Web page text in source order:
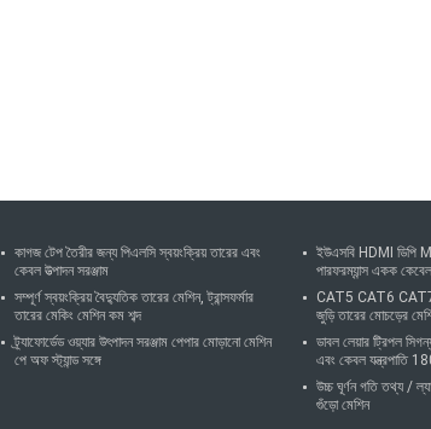
কাগজ টেপ তৈরীর জন্য পিএলসি স্বয়ংক্রিয় তারের এবং
কেবল উত্পাদন সরঞ্জাম
সম্পূর্ণ স্বয়ংক্রিয় বৈদ্যুতিক তারের মেশিন, ট্রান্সফর্মার
তারের মেকিং মেশিন কম শব্দ
ট্র্যাফোর্ডেড ওয়্যার উৎপাদন সরঞ্জাম পেপার মোড়ানো মেশিন
পে অফ স্ট্যান্ড সঙ্গে
ইউএসবি HDMI ডিপি
পারফরম্যান্স একক
CAT5 CAT6 CAT7
জুড়ি তারের মোচড়ের
ডাবল লেয়ার ট্রিপল
এবং কেবল যন্ত্রপাতি
উচ্চ ঘূর্ণন গতি তথ্য /
গুঁড়ো মেশিন